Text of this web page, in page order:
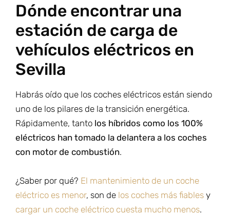
Dónde encontrar una
estación de carga de
vehículos eléctricos en
Sevilla
Habrás oído que los coches eléctricos están siendo
uno de los pilares de la transición energética.
Rápidamente, tanto los híbridos como los 100%
eléctricos han tomado la delantera a los coches
con motor de combustión.
¿Saber por qué? El mantenimiento de un coche
eléctrico es menor, son de los coches más fiables y
cargar un coche eléctrico cuesta mucho menos.